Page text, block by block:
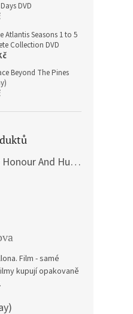
DVD
Atlantis Seasons 1 to 5
Collection DVD
Beyond The Pines
Battles Without Honour And Humanity / Yakuza Graveyad / Street Mobster DVD
5 z 5 hvězdiček.
5 z 5 hvězdiček.
Film - samé
kupují opakovaně